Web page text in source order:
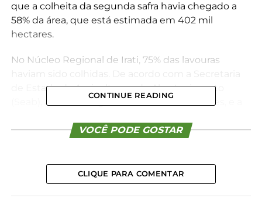
que a colheita da segunda safra havia chegado a
58% da área, que está estimada em 402 mil
hectares.
No Núcleo Regional de Irati, 75% das lavouras
de Estado da Agricultura e do Abastecimento
(Seab), a área na regional é de 15.000 hectares, e a
Em relação às lavouras que ainda estão a campo na
muita alteração nas três últimas semanas, com
90% em boas condições, 7% com situação mediana
e 3% ruim. Comparado a outras regiões do estado,
CONTINUE READING
VOCÊ PODE GOSTAR
CLIQUE PARA COMENTAR